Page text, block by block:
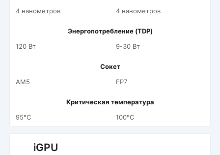
4 нанометров
4 нанометров
Энергопотребление (TDP)
120 Вт
9-30 Вт
Сокет
AM5
FP7
Критическая температура
95°C
100°C
iGPU